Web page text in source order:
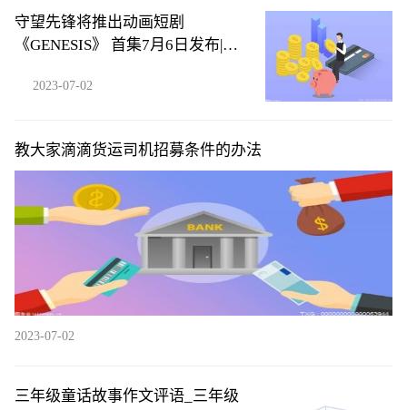
守望先锋将推出动画短剧
《GENESIS》 首集7月6日发布|环
2023-07-02
教大家滴滴货运司机招募条件的办法
2023-07-02
三年级童话故事作文评语_三年级